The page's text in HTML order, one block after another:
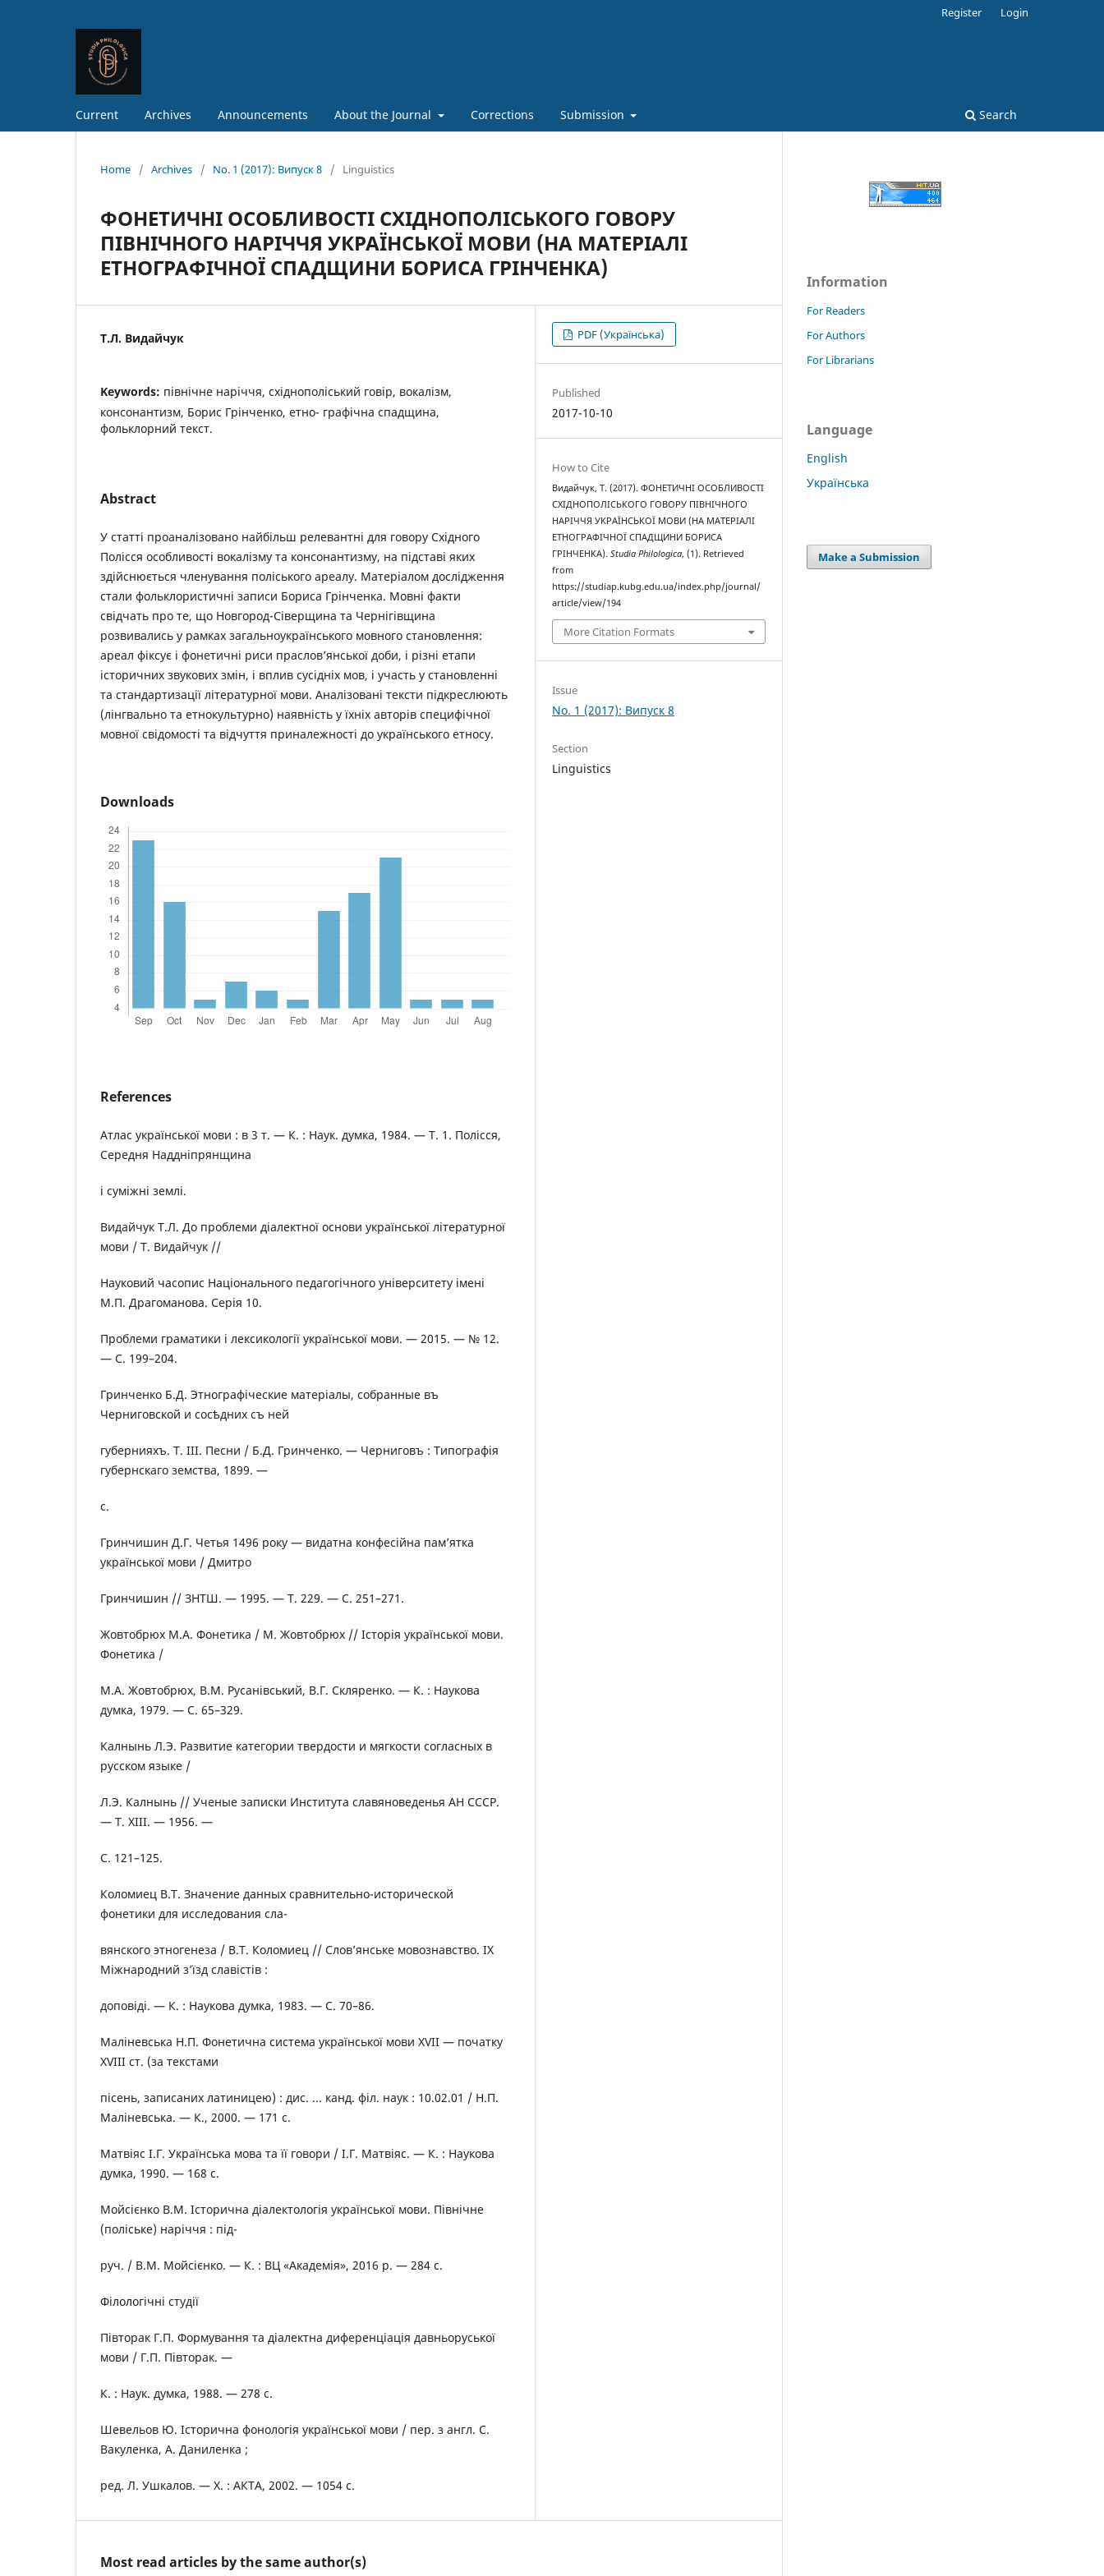
Current Archives Announcements About the Journal Corrections Submission Search
Register Login
Home / Archives / No. 1 (2017): Випуск 8 / Linguistics
ФОНЕТИЧНІ ОСОБЛИВОСТІ СХІДНОПОЛІСЬКОГО ГОВОРУ
ПІВНІЧНОГО НАРІЧЧЯ УКРАЇНСЬКОЇ МОВИ (НА МАТЕРІАЛІ
ЕТНОГРАФІЧНОЇ СПАДЩИНИ БОРИСА ГРІНЧЕНКА)
Т.Л. Видайчук
Keywords: північне наріччя, східнополіський говір, вокалізм,
консонантизм, Борис Грінченко, етно- графічна спадщина,
фольклорний текст.
Abstract
У статті проаналізовано найбільш релевантні для говору Східного
Полісся особливості вокалізму та консонантизму, на підставі яких
здійснюється членування поліського ареалу. Матеріалом дослідження
стали фольклористичні записи Бориса Грінченка. Мовні факти
свідчать про те, що Новгород-Сіверщина та Чернігівщина
розвивались у рамках загальноукраїнського мовного становлення:
ареал фіксує і фонетичні риси праслов’янської доби, і різні етапи
історичних звукових змін, і вплив сусідніх мов, і участь у становленні
та стандартизації літературної мови. Аналізовані тексти підкреслюють
(лінгвально та етнокультурно) наявність у їхніх авторів специфічної
мовної свідомості та відчуття приналежності до українського етносу.
Downloads
References
Атлас української мови : в 3 т. — К. : Наук. думка, 1984. — Т. 1. Полісся,
Середня Наддніпрянщина
і суміжні землі.
Видайчук Т.Л. До проблеми діалектної основи української літературної
мови / Т. Видайчук //
Науковий часопис Національного педагогічного університету імені
М.П. Драгоманова. Серія 10.
Проблеми граматики і лексикології української мови. — 2015. — № 12.
— С. 199–204.
Гринченко Б.Д. Этнографіческие матеріалы, собранные въ
Черниговской и сосѣдних съ ней
губернияхъ. Т. ІІІ. Песни / Б.Д. Гринченко. — Черниговъ : Типографія
губернскаго земства, 1899. —
с.
Гринчишин Д.Г. Четья 1496 року — видатна конфесійна пам’ятка
української мови / Дмитро
Гринчишин // ЗНТШ. — 1995. — Т. 229. — С. 251–271.
Жовтобрюх М.A. Фонетика / М. Жовтобрюх // Історія української мови.
Фонетика /
М.А. Жовтобрюх, В.М. Русанівський, В.Г. Скляренко. — К. : Наукова
думка, 1979. — С. 65–329.
Калнынь Л.Э. Развитие категории твердости и мягкости согласных в
русском языке /
Л.Э. Калнынь // Ученые записки Институтa славяноведенья АН СССР.
— Т. ХІІІ. — 1956. —
С. 121–125.
Коломиец В.Т. Значение данных сравнительно-исторической
фонетики для исследования сла-
вянского этногенеза / В.Т. Коломиец // Слов’янське мовознавство. ІХ
Міжнародний з’їзд славістів :
доповіді. — К. : Наукова думка, 1983. — С. 70–86.
Маліневська Н.П. Фонетична система української мови XVII — початку
XVIII ст. (за текстами
пісень, записаних латиницею) : дис. ... канд. філ. наук : 10.02.01 / Н.П.
Маліневська. — К., 2000. — 171 с.
Матвіяс І.Г. Українська мова та її говори / І.Г. Матвіяс. — К. : Наукова
думка, 1990. — 168 с.
Мойсієнко В.М. Історична діалектологія української мови. Північне
(поліське) наріччя : під-
руч. / В.М. Мойсієнко. — К. : ВЦ «Академія», 2016 р. — 284 с.
Філологічні студії
Півторак Г.П. Формування та діалектна диференціація давньоруської
мови / Г.П. Півторак. —
К. : Наук. думка, 1988. — 278 c.
Шевельов Ю. Історична фонологія української мови / пер. з англ. С.
Вакуленка, А. Даниленка ;
ред. Л. Ушкалов. — Х. : АКТА, 2002. — 1054 с.
PDF (Українська)
Published
2017-10-10
How to Cite
Видайчук, Т. (2017). ФОНЕТИЧНІ ОСОБЛИВОСТІ
СХІДНОПОЛІСЬКОГО ГОВОРУ ПІВНІЧНОГО
НАРІЧЧЯ УКРАЇНСЬКОЇ МОВИ (НА МАТЕРІАЛІ
ЕТНОГРАФІЧНОЇ СПАДЩИНИ БОРИСА
ГРІНЧЕНКА).Studia Philologica, (1). Retrieved
from
https://studiap.kubg.edu.ua/index.php/journal/
article/view/194
More Citation Formats
Issue
No. 1 (2017): Випуск 8
Section
Linguistics
Most read articles by the same author(s)
Information
For Readers
For Authors
For Librarians
Language
English
Українська
Make a Submission